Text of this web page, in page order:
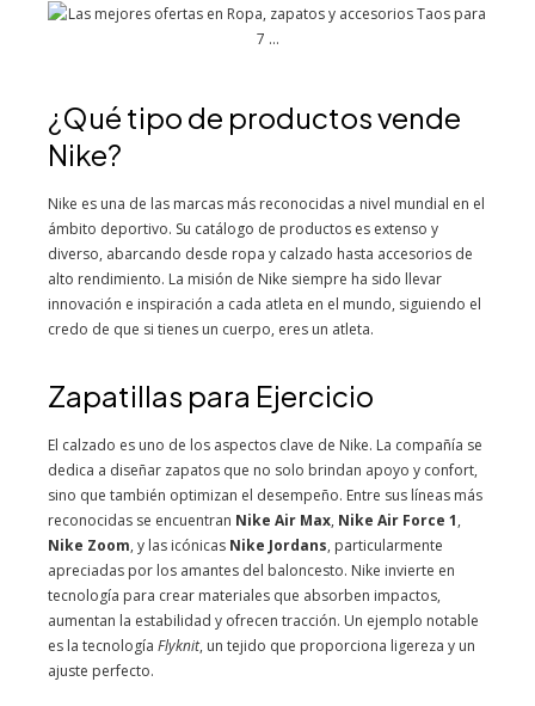
¿Qué tipo de productos vende
Nike?
Nike es una de las marcas más reconocidas a nivel mundial en el
ámbito deportivo. Su catálogo de productos es extenso y
diverso, abarcando desde ropa y calzado hasta accesorios de
alto rendimiento. La misión de Nike siempre ha sido llevar
innovación e inspiración a cada atleta en el mundo, siguiendo el
credo de que si tienes un cuerpo, eres un atleta.
Zapatillas para Ejercicio
El calzado es uno de los aspectos clave de Nike. La compañía se
dedica a diseñar zapatos que no solo brindan apoyo y confort,
sino que también optimizan el desempeño. Entre sus líneas más
reconocidas se encuentran Nike Air Max, Nike Air Force 1,
Nike Zoom, y las icónicas Nike Jordans, particularmente
apreciadas por los amantes del baloncesto. Nike invierte en
tecnología para crear materiales que absorben impactos,
aumentan la estabilidad y ofrecen tracción. Un ejemplo notable
es la tecnología Flyknit, un tejido que proporciona ligereza y un
ajuste perfecto.